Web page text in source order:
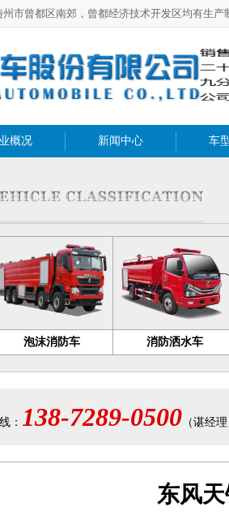
市曾都区南郊，曾都经济技术开发区均有生产
概况 新闻中心 车
泡沫消防车 消防洒水车
： 138-7289-0500 （谌经
东风